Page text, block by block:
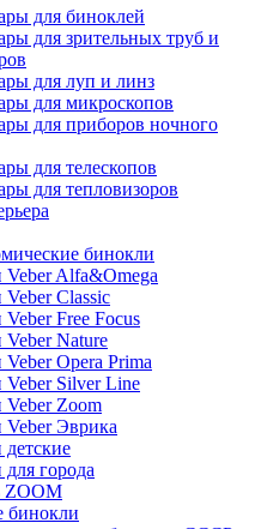
для биноклей
для зрительных труб и
для луп и линз
для микроскопов
для приборов ночного
для телескопов
для тепловизоров
бинокли
Alfa&Omega
Classic
Free Focus
Nature
Opera Prima
Silver Line
Zoom
Эврика
города
ZOOM
бинокли